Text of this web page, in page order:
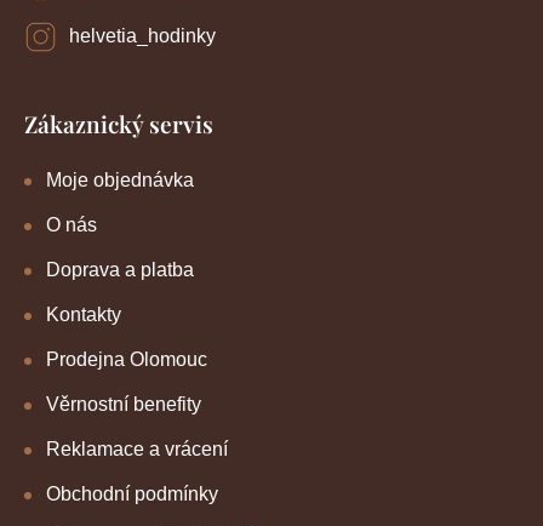
helvetia_hodinky
Zákaznický servis
Moje objednávka
O nás
Doprava a platba
Kontakty
Prodejna Olomouc
Věrnostní benefity
Reklamace a vrácení
Obchodní podmínky